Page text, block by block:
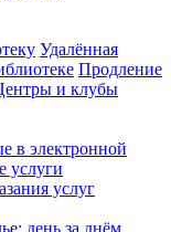
Удалённая
Продление
и клубы
в электронной
услуги
услуг
день за днём